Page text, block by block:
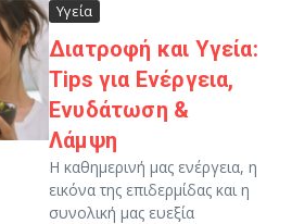
Υγεία
Διατροφή και Υγεία:
Tips για Ενέργεια,
Ενυδάτωση &
Λάμψη
Η καθημερινή μας ενέργεια, η
εικόνα της επιδερμίδας και η
συνολική μας ευεξία